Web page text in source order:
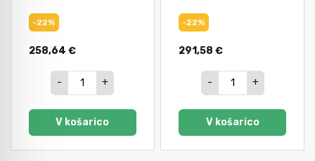
-22%
258,64 €
- +
V košarico
-22%
291,58 €
- +
V košarico